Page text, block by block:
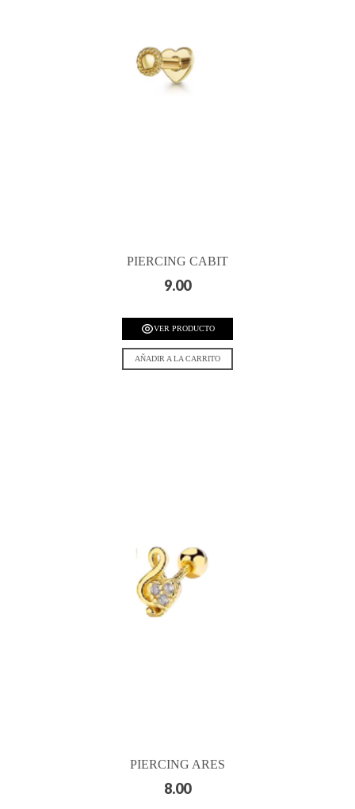
PIERCING CABIT
9.00
VER PRODUCTO
AÑADIR A LA CARRITO
PIERCING ARES
8.00